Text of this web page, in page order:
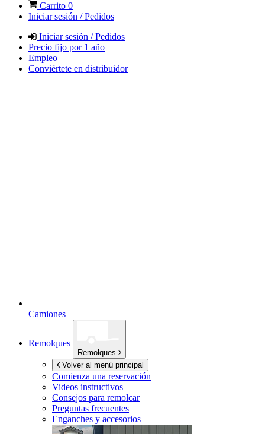
Carrito 0
Iniciar sesión / Pedidos
Iniciar sesión / Pedidos
Precio fijo por 1 año
Empleo
Conviértete en distribuidor
Camiones
Remolques
Remolques
Volver al menú principal
Comienza una reservación
Videos instructivos
Consejos para remolcar
Preguntas frecuentes
Enganches y accesorios